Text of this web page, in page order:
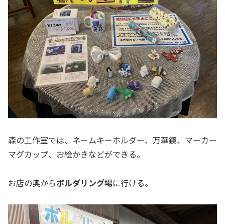
森の工作室では、ネームキーホルダー、万華鏡、マーカー
マグカップ、お絵かきなどができる。
お店の奥からボルダリング場に行ける。